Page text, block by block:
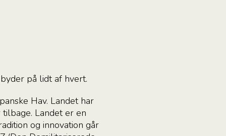
på lidt af hvert.
Hav. Landet har
Landet er en
og innovation går